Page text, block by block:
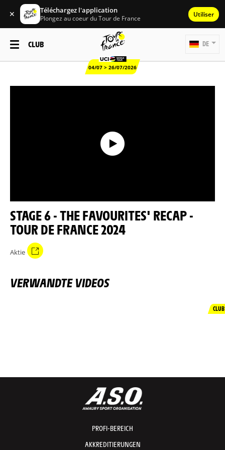
✕ Téléchargez l'application
Plongez au coeur du Tour de France Utiliser
CLUB
04/07 > 26/07/2026
DE
STAGE 6 - THE FAVOURITES' RECAP -
TOUR DE FRANCE 2024
Aktie
VERWANDTE VIDEOS
CLUB
PROFI-BEREICH
AKKREDITIERUNGEN